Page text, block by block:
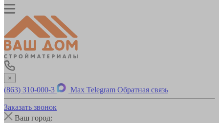
×
(863) 310-000-3 Max Telegram Обратная связь
Заказать звонок
Ваш город: